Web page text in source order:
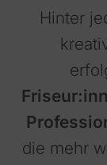
Hinter
die mehr